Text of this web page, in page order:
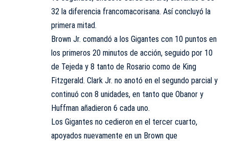
32 la diferencia francomacorisana. Así concluyó la
primera mitad.
Brown Jr. comandó a los Gigantes con 10 puntos en
los primeros 20 minutos de acción, seguido por 10
de Tejeda y 8 tanto de Rosario como de King
Fitzgerald. Clark Jr. no anotó en el segundo parcial y
continuó con 8 unidades, en tanto que Obanor y
Huffman añadieron 6 cada uno.
Los Gigantes no cedieron en el tercer cuarto,
apoyados nuevamente en un Brown que